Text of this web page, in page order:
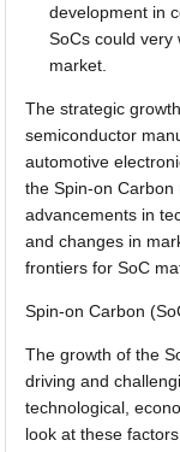
development in
SoCs could very
market.
The strategic
semiconductor
automotive
the Spin-on
advancements in
and changes in
frontiers for SoC
Spin-on Carbon
The growth of the
driving and
technological,
look at these